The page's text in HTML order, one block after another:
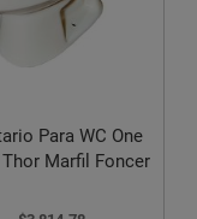
Salida Vertika Tina